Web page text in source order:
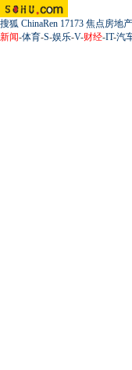
搜狐 ChinaRen 17173 焦点房地产
新闻-体育-S-娱乐-V-财经-IT-汽